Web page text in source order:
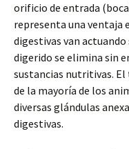
orificio de entrada
representa una ventaja
digestivas van
digerido se elimina sin
sustancias nutritivas.
de la mayoría de los
diversas glándulas
digestivas.